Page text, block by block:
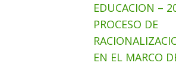
EDUCACION –
PROCESO DE
EN EL MARCO